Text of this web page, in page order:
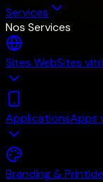
Services
Nos Services
Sites WebSites
ApplicationsApps
Branding & Print